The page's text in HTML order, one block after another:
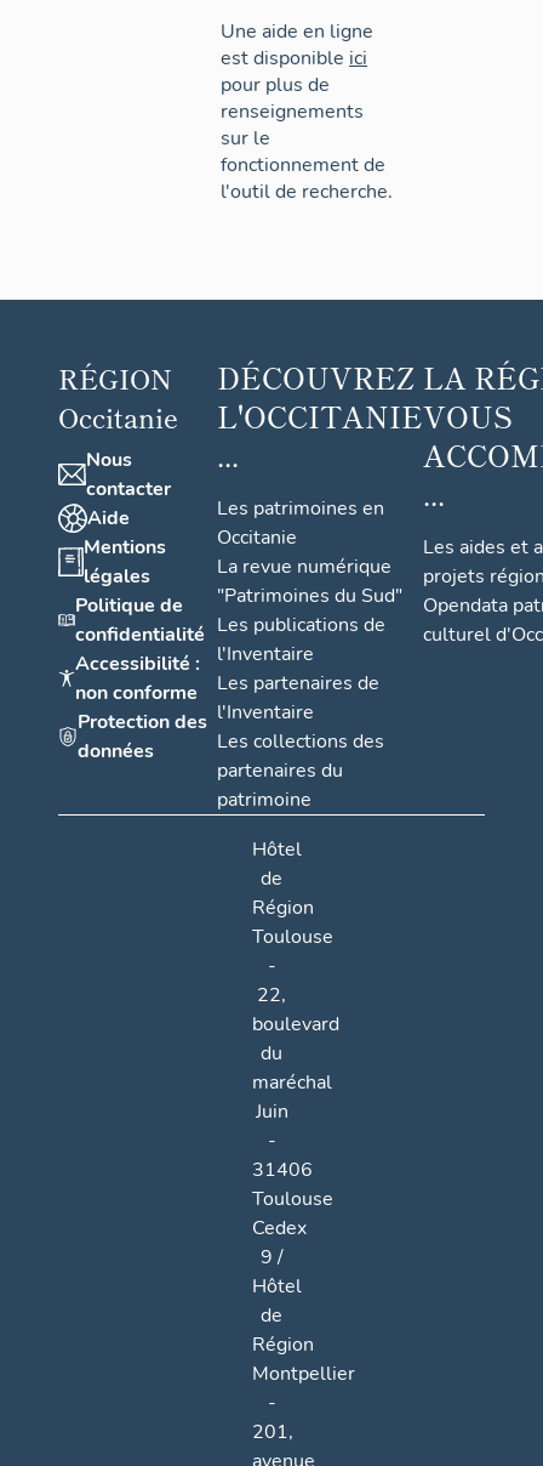
Une aide en ligne
est disponible ici
pour plus de
renseignements
sur le
fonctionnement de
l'outil de recherche.
RÉGION
Occitanie
Nous
contacter
Aide
Mentions
légales
Politique de
confidentialité
Accessibilité :
non conforme
Protection des
données
DÉCOUVREZ
L'OCCITANIE
...
Les patrimoines en
Occitanie
La revue numérique
"Patrimoines du Sud"
Les publications de
l'Inventaire
Les partenaires de
l'Inventaire
Les collections des
partenaires du
patrimoine
LA
VOUS
...
Les aides et
projets
Opendata
culturel
Hôtel
de
Région
Toulouse
-
22,
boulevard
du
maréchal
Juin
-
31406
Toulouse
Cedex
9 /
Hôtel
de
Région
Montpellier
-
201,